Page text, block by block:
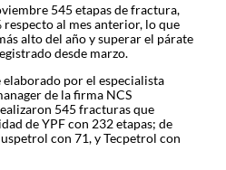
545 etapas de fractura,
al mes anterior, lo que
alto del año y superar el párate
desde marzo.
por el especialista
de la firma NCS
545 fracturas que
de YPF con 232 etapas; de
con 71, y Tecpetrol con